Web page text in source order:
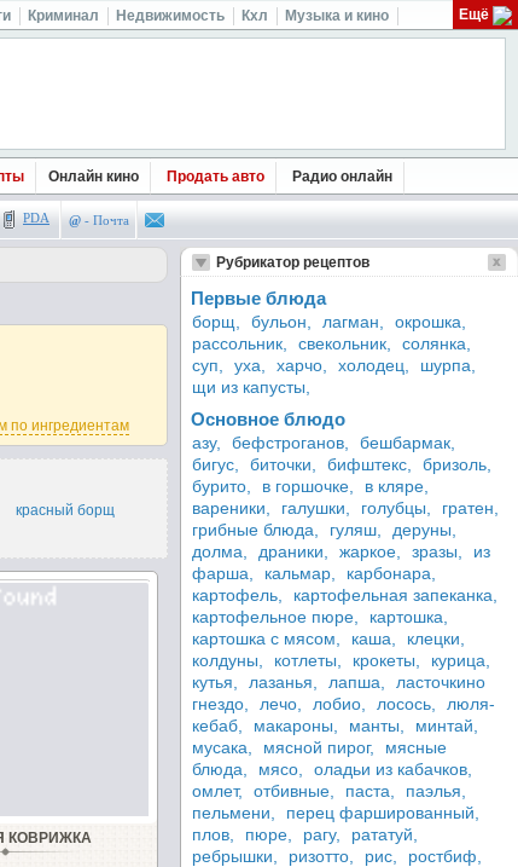
Криминал Недвижимость Кхл Музыка и кино Ещё
Онлайн кино Продать авто Радио онлайн
PDA @ - Почта
по ингредиентам
красный борщ
КОВРИЖКА
Рубрикатор рецептов
Первые блюда
борщ, бульон, лагман,
окрошка,
рассольник,
свекольник,
солянка,
суп,
уха, харчо, холодец,
шурпа,
щи из капусты,
Основное блюдо
азу, бефстроганов,
бешбармак,
бигус,
биточки, бифштекс,
бризоль,
бурито,
в горшочке,
в кляре,
вареники,
галушки, голубцы,
гратен,
грибные блюда,
гуляш,
деруны,
долма,
драники, жаркое, зразы,
из
фарша,
кальмар,
карбонара,
картофель,
картофельная запеканка,
картофельное пюре,
картошка,
картошка с мясом,
каша,
клецки,
колдуны,
котлеты, крокеты,
курица,
кутья,
лазанья, лапша,
ласточкино
гнездо,
лечо, лобио, лосось,
люля-
кебаб,
макароны, манты,
минтай,
мусака,
мясной пирог,
мясные
блюда,
мясо,
оладьи из кабачков,
омлет,
отбивные, паста,
паэлья,
пельмени,
перец фаршированный,
плов,
пюре, рагу,
рататуй,
ребрышки,
ризотто, рис,
ростбиф,